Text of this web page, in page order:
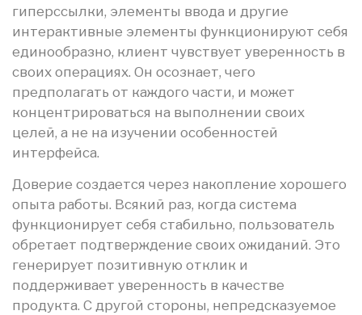
гиперссылки, элементы ввода и другие
интерактивные элементы функционируют себя
единообразно, клиент чувствует уверенность в
своих операциях. Он осознает, чего
предполагать от каждого части, и может
концентрироваться на выполнении своих
целей, а не на изучении особенностей
интерфейса.
Доверие создается через накопление хорошего
опыта работы. Всякий раз, когда система
функционирует себя стабильно, пользователь
обретает подтверждение своих ожиданий. Это
генерирует позитивную отклик и
поддерживает уверенность в качестве
продукта. С другой стороны, непредсказуемое